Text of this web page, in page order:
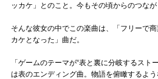
ッカケ」とのこと。今もその頃からのつな
そんな彼女の中でこの楽曲は、「フリーで
カケとなった」曲だ。
「ゲームのテーマが“表と裏に分岐するスト
は表のエンディング曲。物語を俯瞰するよ